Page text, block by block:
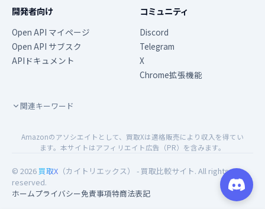
開発者向け
Open API マイページ
Open API サブスク
APIドキュメント
コミュニティ
Discord
Telegram
X
Chrome拡張機能
関連キーワード
Amazonのアソシエイトとして、買取Xは適格販売により収入を得てい
ます。本サイトはアフィリエイト広告（PR）を含みます。
© 2026 買取X （カイトリエックス） - 買取比較サイト. All rights
reserved.
ホームプライバシー免責事項特商法表記